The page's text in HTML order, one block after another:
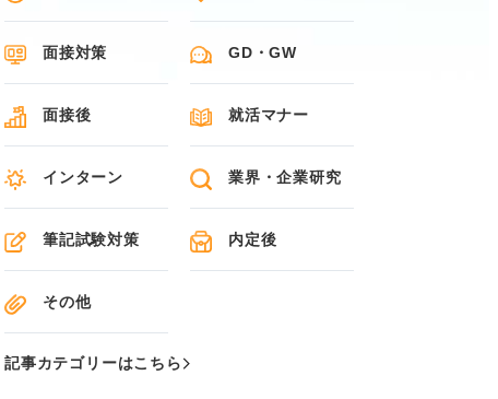
面接対策 GD・GW
面接後 就活マナー
インターン 業界・企業研究
筆記試験対策 内定後
その他
記事カテゴリーはこちら